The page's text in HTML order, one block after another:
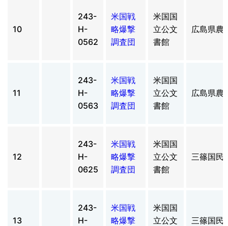
10
243-
H-
0562
米国戦
略爆撃
調査団
米国国
立公文
書館
広島県農
11
243-
H-
0563
米国戦
略爆撃
調査団
米国国
立公文
書館
広島県農
12
243-
H-
0625
米国戦
略爆撃
調査団
米国国
立公文
書館
三篠国民
13
243-
H-
米国戦
略爆撃
米国国
立公文
三篠国民